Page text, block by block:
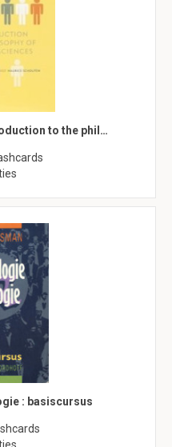
to the phil…
: basiscursus